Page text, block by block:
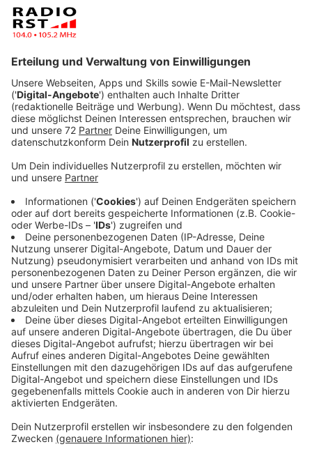
Aufräumarbeiten. Straßen sind voller Schlamm,
nachdem das Wasser von den Feldern durchs Dorf
geströmt war. Die Schule ist vollgelaufen. In etlichen
Haushalten ist der Strom noch immer ausgefallen
Keller vollgelaufen sind.
Anzeige
Krisensitzung mit Anwohner:innen am
Anzeige
Am Montag (07.06.21) gibt es eine Krisensitzung.
Bürgermeister Manfred Kluthe ist seit gestern Abend
(03.06.21) im Dorf unterwegs, um mit den Laerer:innen
zu sprechen und sich einen Überblick zu verschaffen.
Noch gibt es kein klares Schadensbild. Kluthe geht
davon aus, dass es Monate dauern wird, bis die
Schäden behoben sind. Darum und um eine Strategie
für zukünftige Unwetter geht es am Montag in der
Krisensitzung. Später gibt es dazu eine Bürger:innen-
Beteiligung.
Anzeige